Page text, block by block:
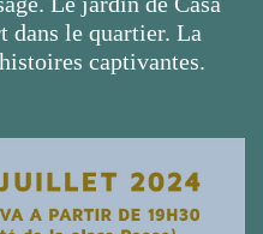
dans le quartier. La
captivantes.